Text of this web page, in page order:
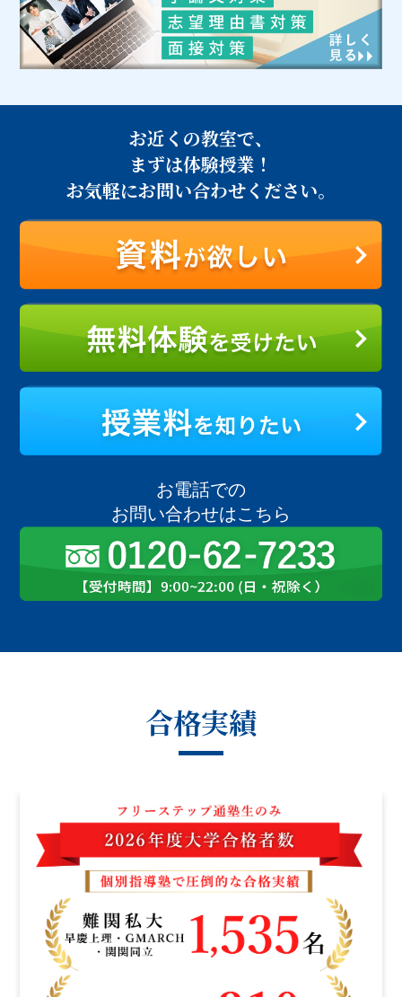
お近くの教室で、
まずは体験授業！
お気軽にお問い合わせください。
お電話での
お問い合わせはこちら
合格実績